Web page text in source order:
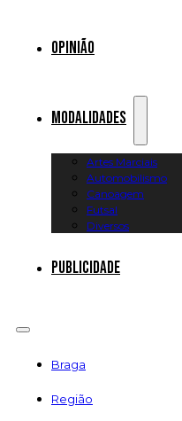
Opinião
Modalidades
Artes Marciais
Automobilismo
Canoagem
Futsal
Diversos
Publicidade
Braga
Região